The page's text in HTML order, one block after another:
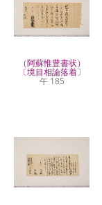
（阿蘇惟豊書状）
〔境目相論落着〕
午 185